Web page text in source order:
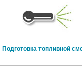
Подготовка топливной